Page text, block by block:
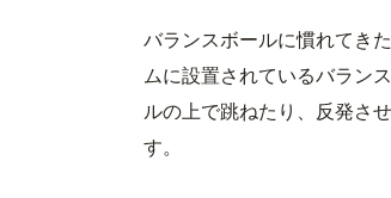
バランスボールに慣れてき
ムに設置されているバラン
ルの上で跳ねたり、反発さ
す。